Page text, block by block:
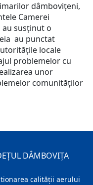
dâmboviţeni,
Camerei
susţinut o
au punctat
locale
problemelor cu
unor
comunităţilor
DÂMBOVIȚA
calității aerului